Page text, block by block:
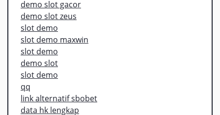
demo slot gacor
demo slot zeus
slot demo
slot demo maxwin
slot demo
demo slot
slot demo
qq
link alternatif sbobet
data hk lengkap